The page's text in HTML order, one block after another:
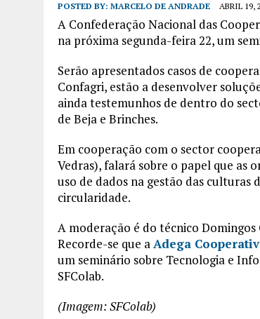
POSTED BY: MARCELO DE ANDRADE ABRIL 19,
A Confederação Nacional das
na próxima segunda-feira 22, um
Serão apresentados casos de
Confagri, estão a desenvolver
ainda testemunhos de dentro do
de Beja e Brinches.
Em cooperação com o sector
Vedras), falará sobre o papel que as
uso de dados na gestão das culturas
circularidade.
A moderação é do técnico
Recorde-se que aAdega
um seminário sobre Tecnologia e
SFColab.
(Imagem: SFColab)